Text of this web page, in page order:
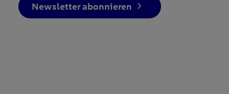
Newsletter abonnieren